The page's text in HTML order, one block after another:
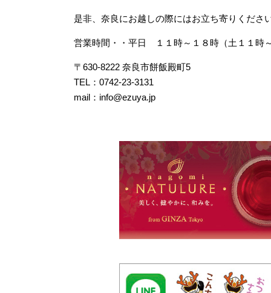
是非、奈良にお越しの際にはお立ち寄りくださ
営業時間・・平日 １１時～１８時（土１１時
〒630-8222 奈良市餅飯殿町5
TEL：0742-23-3131
mail：info@ezuya.jp